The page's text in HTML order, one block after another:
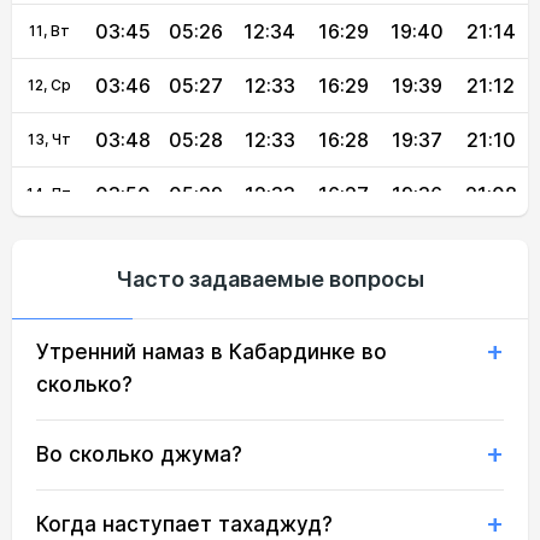
11, Вт 03:45 05:26 12:34 16:29 19:40 21:14
12, Ср 03:46 05:27 12:33 16:29 19:39 21:12
13, Чт 03:48 05:28 12:33 16:28 19:37 21:10
14, Пт 03:50 05:29 12:33 16:27 19:36 21:08
17, Пн 03:55 05:33 12:32 16:25 21:02
19, Ср 03:58 05:35 20:58
20, Чт 04:00 05:36 12:32 16:22 20:56
Часто задаваемые вопросы
Утренний намаз в Кабардинке во
сколько?
Во сколько джума?
Когда наступает тахаджуд?